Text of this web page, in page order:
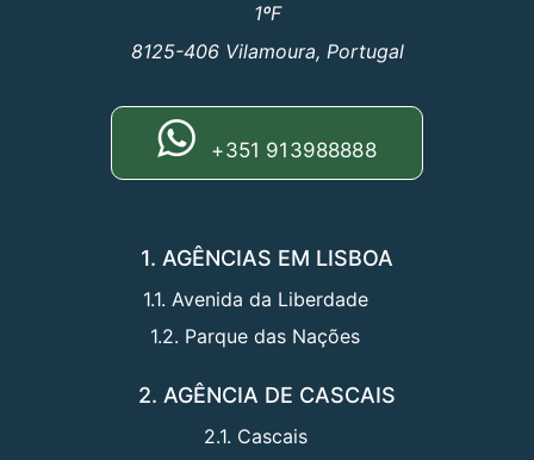
1ºF
8125-406 Vilamoura, Portugal
+351 913988888
1. AGÊNCIAS EM LISBOA
1.1. Avenida da Liberdade
1.2. Parque das Nações
2. AGÊNCIA DE CASCAIS
2.1. Cascais